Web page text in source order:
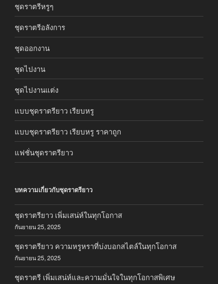
ชุดราตรีหรูๆ
ชุดราตรีอลังการ
ชุดออกงาน
ชุดไปงาน
ชุดไปงานแต่ง
แบบชุดราตรียาว เรียบหรู
แบบชุดราตรียาว เรียบหรู ราคาถูก
แฟชั่นชุดราตรียาว
บทความเกี่ยวกับชุดราตรียาว
ชุดราตรียาว เพิ่มเสน่ห์ในทุกโอกาส
กันยายน 25, 2025
ชุดราตรียาว ความหรูหราที่บ่งบอกสไตล์ในทุกโอกาส
กันยายน 25, 2025
ชุดราตรี เพิ่มเสน่ห์และความมั่นใจในทุกโอกาสพิเศษ